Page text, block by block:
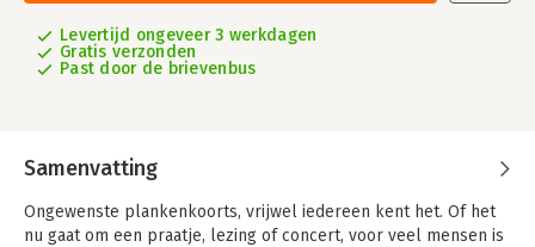
Levertijd ongeveer 3 werkdagen
Gratis verzonden
Past door de brievenbus
Samenvatting
Ongewenste plankenkoorts, vrijwel iedereen kent het. Of het
nu gaat om een praatje, lezing of concert, voor veel mensen is